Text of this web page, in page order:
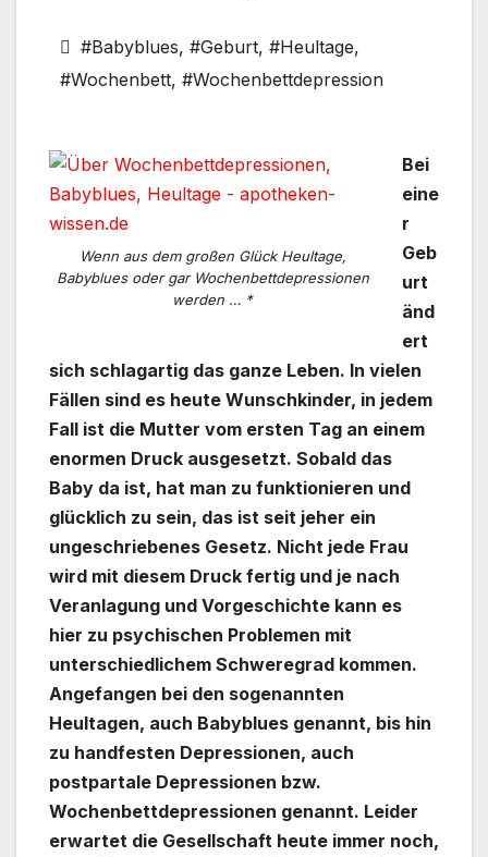
#Babyblues, #Geburt, #Heultage,
#Wochenbett, #Wochenbettdepression
Wenn aus dem großen Glück Heultage,
Babyblues oder gar Wochenbettdepressionen
werden … *
Bei
eine
r
Geb
urt
änd
ert
sich schlagartig das ganze Leben. In vielen
Fällen sind es heute Wunschkinder, in jedem
Fall ist die Mutter vom ersten Tag an einem
enormen Druck ausgesetzt. Sobald das
Baby da ist, hat man zu funktionieren und
glücklich zu sein, das ist seit jeher ein
ungeschriebenes Gesetz. Nicht jede Frau
wird mit diesem Druck fertig und je nach
Veranlagung und Vorgeschichte kann es
hier zu psychischen Problemen mit
unterschiedlichem Schweregrad kommen.
Angefangen bei den sogenannten
Heultagen, auch Babyblues genannt, bis hin
zu handfesten Depressionen, auch
postpartale Depressionen bzw.
Wochenbettdepressionen genannt. Leider
erwartet die Gesellschaft heute immer noch,